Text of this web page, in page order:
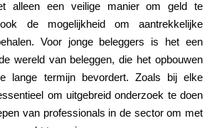
alleen een veilige manier om geld te
de mogelijkheid om aantrekkelijke
Voor jonge beleggers is het een
wereld van beleggen, die het opbouwen
lange termijn bevordert. Zoals bij elke
om uitgebreid onderzoek te doen
van professionals in de sector om met